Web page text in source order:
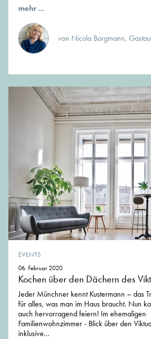
mehr ...
von Nicola Borgmann,
EVENTS
06. Februar 2020
Kochen über den Dächern des
Jeder Münchner kennt Kustermann – das
für alles, was man im Haus braucht. Nun
auch hervorragend feiern! Im ehemaligen
Familienwohnzimmer - Blick über den
inklusive...